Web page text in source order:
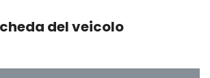
del veicolo